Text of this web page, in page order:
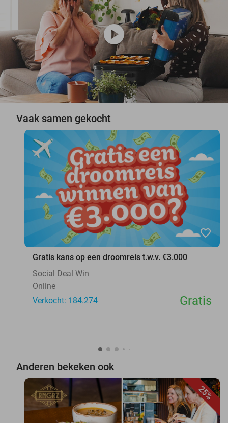
play_circle
Vaak samen gekocht
favorite_border
Gratis kans op een droomreis t.w.v. €3.000
Social Deal Win
Online
Verkocht: 184.274
Gratis
Anderen bekeken ook
25%